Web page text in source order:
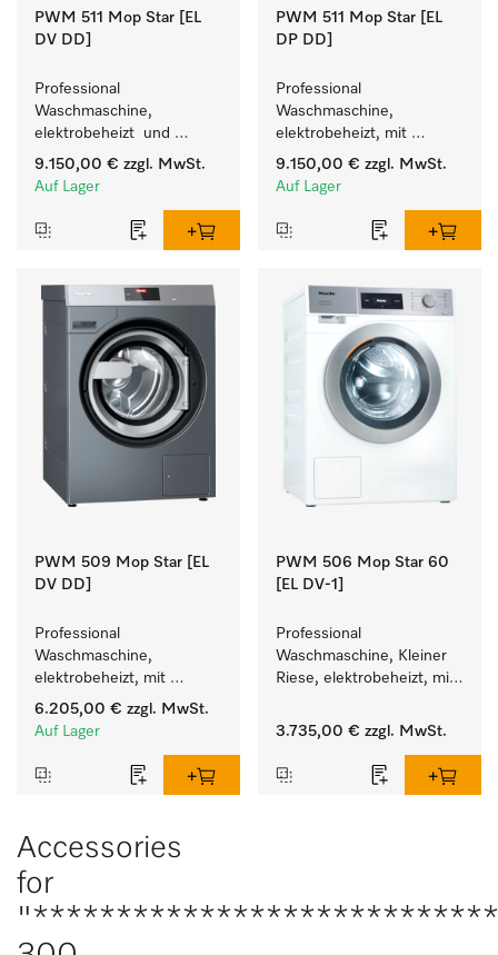
PWM 511 Mop Star [EL
DV DD]
Professional
Waschmaschine,
elektrobeheizt  und
Waschmitteleinspülkasten,
M Touch Pro, für das
9.150,00 € zzgl. MwSt.
Auf Lager
PWM 511 Mop Star [EL
DP DD]
Professional
Waschmaschine,
elektrobeheizt, mit
Ablaufpumpe  und
Waschmitteleinspülkasten,
Facility Management.
9.150,00 € zzgl. MwSt.
Auf Lager
PWM 509 Mop Star [EL
DV DD]
Professional
Waschmaschine,
elektrobeheizt, mit
Ablaufventil und
Waschmitteleinspülkasten,
Facility Management.
6.205,00 € zzgl. MwSt.
Auf Lager
PWM 506 Mop Star 60
[EL DV-1]
Professional
Waschmaschine, Kleiner
Riese, elektrobeheizt, mit
die Anforderungen im
Füllgewicht 6 kg.
3.735,00 € zzgl. MwSt.
Accessories
for